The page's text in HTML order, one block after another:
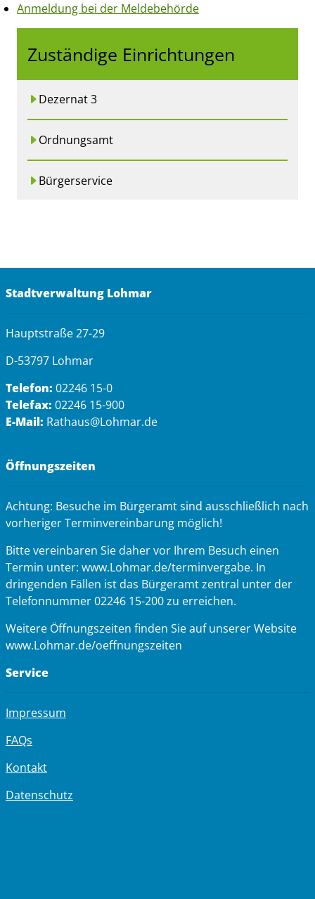
Anmeldung bei der Meldebehörde
Zuständige Einrichtungen
Dezernat 3
Ordnungsamt
Bürgerservice
Stadtverwaltung Lohmar
Hauptstraße 27-29
D-53797 Lohmar
Telefon: 02246 15-0
Telefax: 02246 15-900
E-Mail: Rathaus@Lohmar.de
Öffnungszeiten
Achtung: Besuche im Bürgeramt sind ausschließlich nach
vorheriger Terminvereinbarung möglich!
Bitte vereinbaren Sie daher vor Ihrem Besuch einen
Termin unter: www.Lohmar.de/terminvergabe. In
dringenden Fällen ist das Bürgeramt zentral unter der
Telefonnummer 02246 15-200 zu erreichen.
Weitere Öffnungszeiten finden Sie auf unserer Website
www.Lohmar.de/oeffnungszeiten
Service
Impressum
FAQs
Kontakt
Datenschutz